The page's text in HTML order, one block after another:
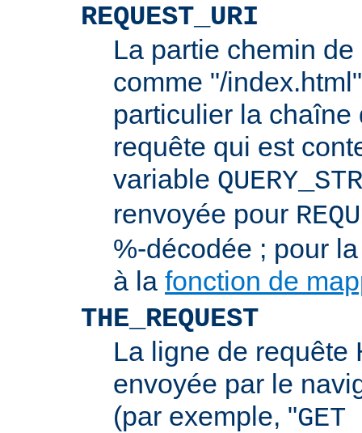
REQUEST_URI
La partie chemin
comme "/
particulier la chaîne
requête qui est
variable
renvoyée pour
%-décodée ; pour
à la fonction de
THE_REQUEST
La ligne de requête
envoyée par le
(par exemple, "